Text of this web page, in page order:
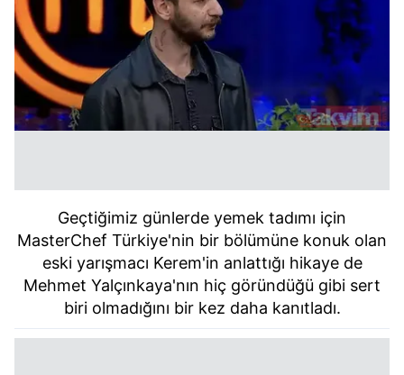
Geçtiğimiz günlerde yemek tadımı için
MasterChef Türkiye'nin bir bölümüne konuk olan
eski yarışmacı Kerem'in anlattığı hikaye de
Mehmet Yalçınkaya'nın hiç göründüğü gibi sert
biri olmadığını bir kez daha kanıtladı.